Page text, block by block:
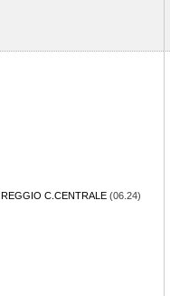
REGGIO C.CENTRALE (06.24)